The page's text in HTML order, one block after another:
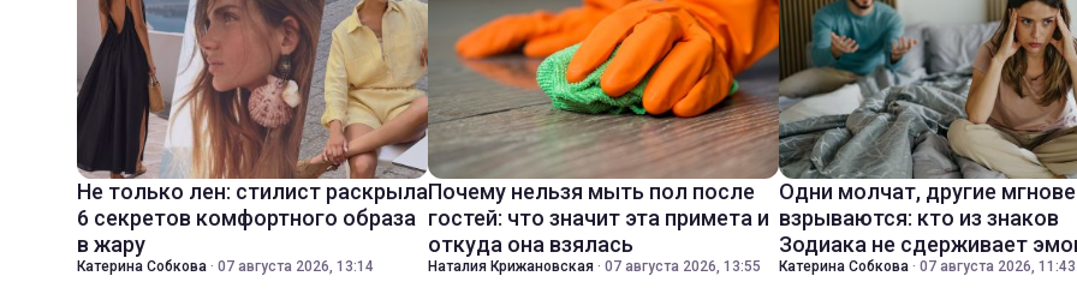
Не только лен: стилист раскрыла
6 секретов комфортного образа
в жару
Катерина Собкова · 07 августа 2026, 13:14
Почему нельзя мыть пол после
гостей: что значит эта примета и
откуда она взялась
Наталия Крижановская · 07 августа 2026, 13:55
Одни молчат, другие
взрываются: кто из знаков
Зодиака не сдерживает
Катерина Собкова · 07 августа 2026, 11:43